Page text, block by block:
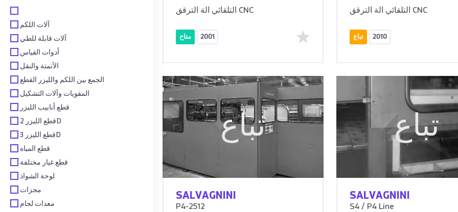
آلات اللكم
آلات قابلة للطي
أدوات القياس
الأتمتة والنقل
الجمع بين اللكم والليزر القطع
المقويات وآلات التشكيل
قطع أنابيب الليزر
قطع الليزر 2D
قطع الليزر 3D
قطع المياه
قطع غيار مختلفة
لوحة الشواذ
مجزات
معدات لحام
التلقائي آلة الترقق CNC
متاح 2001
التلقائي آلة الترقق CNC
تباع 2010
تباع
SALVAGNINI
P4-2512
تباع
SALVAGNINI
S4 / P4 Line